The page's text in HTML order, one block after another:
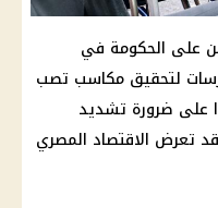
على الحكومة في
لتحقيق مكاسب تصب
على ضرورة تشديد
تعرض الاقتصاد المصري